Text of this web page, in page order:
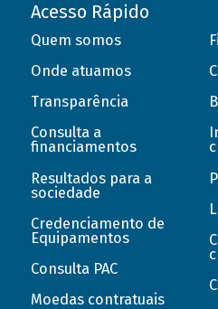
Acesso Rápido
Quem somos
Onde atuamos
Transparência
Consulta a
financiamentos
Resultados para a
sociedade
Credenciamento de
Equipamentos
Consulta PAC
Moedas contratuais